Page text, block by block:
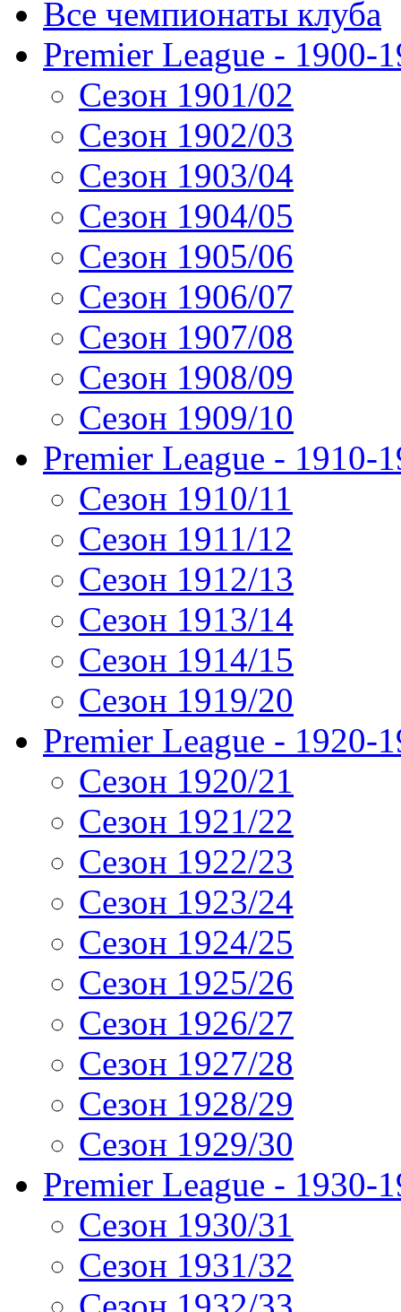
Все чемпионаты клуба
Premier League - 1900-
Сезон 1901/02
Сезон 1902/03
Сезон 1903/04
Сезон 1904/05
Сезон 1905/06
Сезон 1906/07
Сезон 1907/08
Сезон 1908/09
Сезон 1909/10
Premier League - 1910-
Сезон 1910/11
Сезон 1911/12
Сезон 1912/13
Сезон 1913/14
Сезон 1914/15
Сезон 1919/20
Premier League - 1920-
Сезон 1920/21
Сезон 1921/22
Сезон 1922/23
Сезон 1923/24
Сезон 1924/25
Сезон 1925/26
Сезон 1926/27
Сезон 1927/28
Сезон 1928/29
Сезон 1929/30
Premier League - 1930-
Сезон 1930/31
Сезон 1931/32